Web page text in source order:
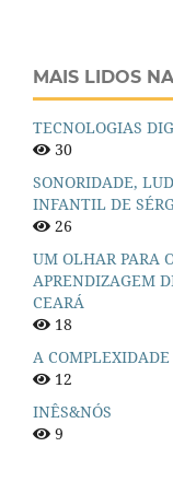
MAIS LIDOS
TECNOLOGIAS
30
SONORIDADE,
INFANTIL DE
26
UM OLHAR PARA
APRENDIZAGEM
CEARÁ
18
A
12
INÊS&NÓS
9